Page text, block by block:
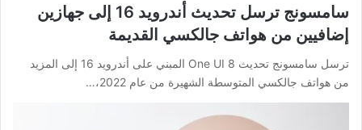
سامسونج ترسل تحديث أندرويد 16 إلى جهازين
إضافيين من هواتف جالكسي القديمة
ترسل سامسونج تحديث One UI 8 المبني على أندرويد 16 إلى المزيد
من هواتف جالكسي المتوسطة الشهيرة من عام 2022،…